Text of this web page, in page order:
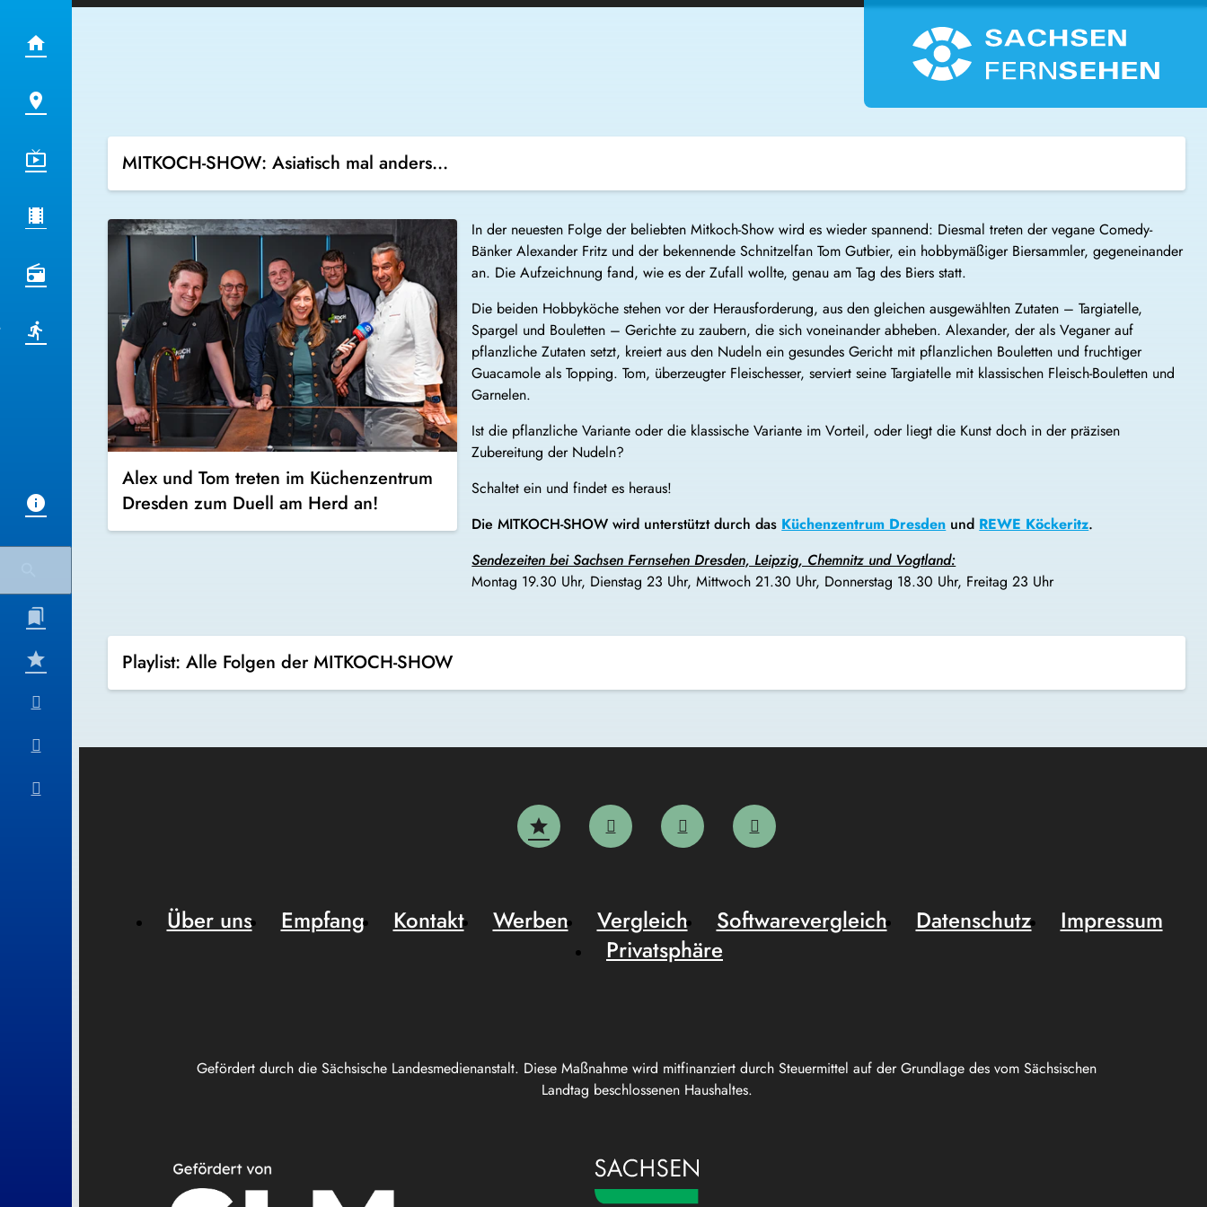
MITKOCH-SHOW: Asiatisch mal anders...
Alex und Tom treten im Küchenzentrum
Dresden zum Duell am Herd an!
In der neuesten Folge der beliebten Mitkoch-Show wird es wieder spannend: Diesmal treten der vegane Comedy-
Bänker Alexander Fritz und der bekennende Schnitzelfan Tom Gutbier, ein hobbymäßiger Biersammler, gegeneinander
an. Die Aufzeichnung fand, wie es der Zufall wollte, genau am Tag des Biers statt.
Die beiden Hobbyköche stehen vor der Herausforderung, aus den gleichen ausgewählten Zutaten – Targiatelle,
Spargel und Bouletten – Gerichte zu zaubern, die sich voneinander abheben. Alexander, der als Veganer auf
pflanzliche Zutaten setzt, kreiert aus den Nudeln ein gesundes Gericht mit pflanzlichen Bouletten und fruchtiger
Guacamole als Topping. Tom, überzeugter Fleischesser, serviert seine Targiatelle mit klassischen Fleisch-Bouletten und
Garnelen.
Ist die pflanzliche Variante oder die klassische Variante im Vorteil, oder liegt die Kunst doch in der präzisen
Zubereitung der Nudeln?
Schaltet ein und findet es heraus!
Die MITKOCH-SHOW wird unterstützt durch das Küchenzentrum Dresden und REWE Köckeritz.
Sendezeiten bei Sachsen Fernsehen Dresden, Leipzig, Chemnitz und Vogtland:
Montag 19.30 Uhr, Dienstag 23 Uhr, Mittwoch 21.30 Uhr, Donnerstag 18.30 Uhr, Freitag 23 Uhr
Playlist: Alle Folgen der MITKOCH-SHOW
Gefördert durch die Sächsische Landesmedienanstalt. Diese Maßnahme wird mitfinanziert durch Steuermittel auf der Grundlage des vom Sächsischen
Landtag beschlossenen Haushaltes.
Über uns Empfang Kontakt Werben Vergleich Softwarevergleich Datenschutz
Impressum
Privatsphäre